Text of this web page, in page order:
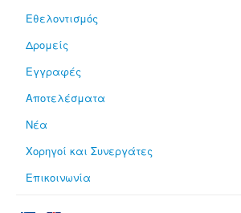
Εθελοντισμός
Δρομείς
Εγγραφές
Αποτελέσματα
Νέα
Χορηγοί και Συνεργάτες
Επικοινωνία